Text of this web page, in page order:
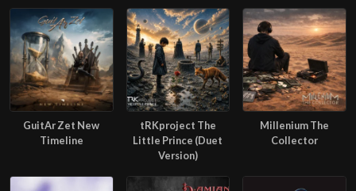
GuitAr Zet New
Timeline
tRKproject The
Little Prince (Duet
Version)
Millenium The
Collector